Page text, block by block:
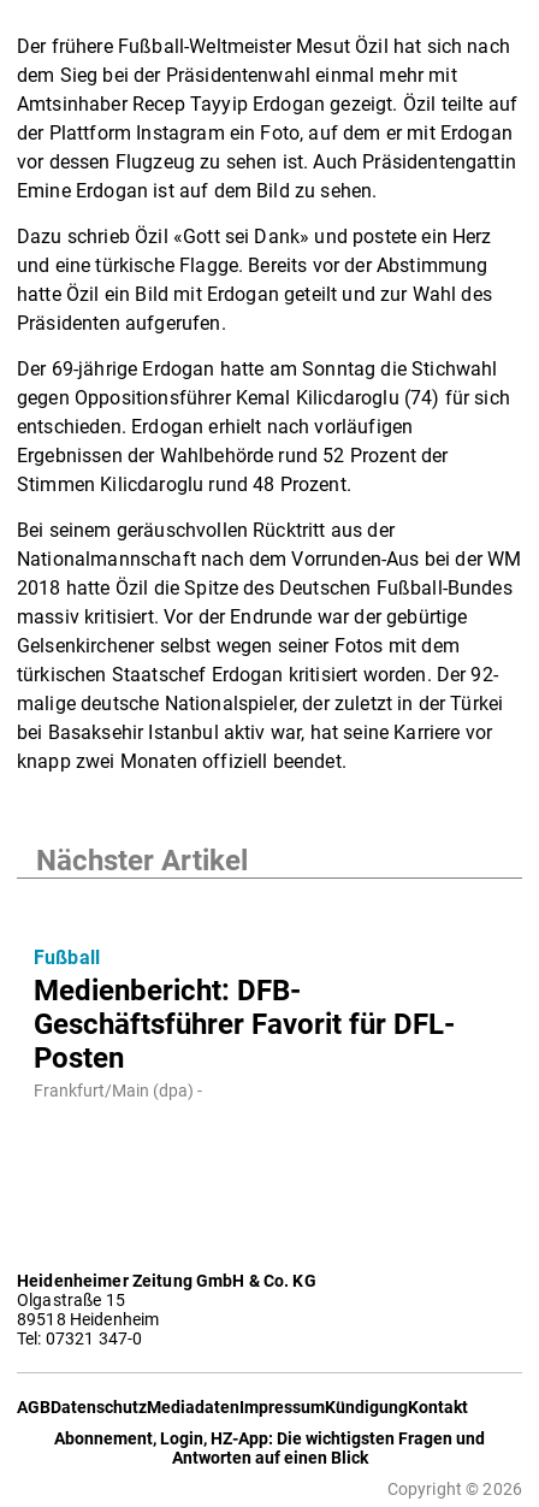
Der frühere Fußball-Weltmeister Mesut Özil hat sich nach
dem Sieg bei der Präsidentenwahl einmal mehr mit
Amtsinhaber Recep Tayyip Erdogan gezeigt. Özil teilte auf
der Plattform Instagram ein Foto, auf dem er mit Erdogan
vor dessen Flugzeug zu sehen ist. Auch Präsidentengattin
Emine Erdogan ist auf dem Bild zu sehen.
Dazu schrieb Özil «Gott sei Dank» und postete ein Herz
und eine türkische Flagge. Bereits vor der Abstimmung
hatte Özil ein Bild mit Erdogan geteilt und zur Wahl des
Präsidenten aufgerufen.
Der 69-jährige Erdogan hatte am Sonntag die Stichwahl
gegen Oppositionsführer Kemal Kilicdaroglu (74) für sich
entschieden. Erdogan erhielt nach vorläufigen
Ergebnissen der Wahlbehörde rund 52 Prozent der
Stimmen Kilicdaroglu rund 48 Prozent.
Bei seinem geräuschvollen Rücktritt aus der
Nationalmannschaft nach dem Vorrunden-Aus bei der WM
2018 hatte Özil die Spitze des Deutschen Fußball-Bundes
massiv kritisiert. Vor der Endrunde war der gebürtige
Gelsenkirchener selbst wegen seiner Fotos mit dem
türkischen Staatschef Erdogan kritisiert worden. Der 92-
malige deutsche Nationalspieler, der zuletzt in der Türkei
bei Basaksehir Istanbul aktiv war, hat seine Karriere vor
knapp zwei Monaten offiziell beendet.
Nächster Artikel
Medienbericht: DFB-
Geschäftsführer Favorit für DFL-
Posten
Fußball
Frankfurt/Main (dpa) -
Heidenheimer Zeitung GmbH & Co. KG
Olgastraße 15
89518 Heidenheim
Tel: 07321 347-0
AGBDatenschutzMediadatenImpressumKündigungKontakt
Abonnement, Login, HZ-App: Die wichtigsten Fragen und
Antworten auf einen Blick
Copyright © 2026